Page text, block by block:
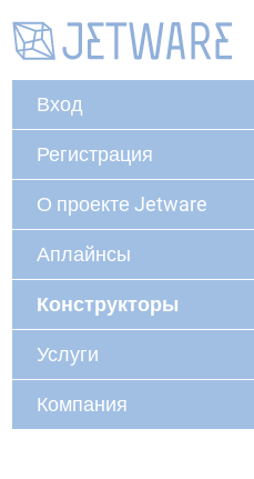
Вход
Регистрация
О проекте Jetware
Аплайнсы
Конструкторы
Услуги
Компания